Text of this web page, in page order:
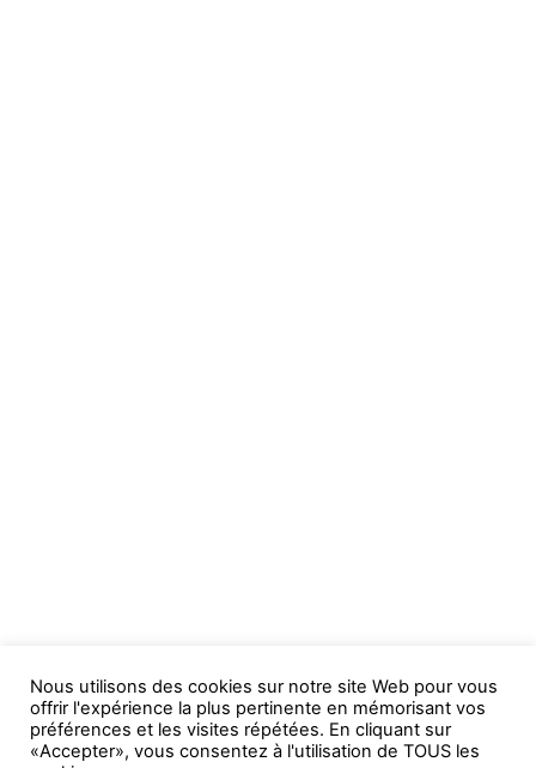
Nous utilisons des cookies sur notre site Web pour vous
offrir l'expérience la plus pertinente en mémorisant vos
préférences et les visites répétées. En cliquant sur
«Accepter», vous consentez à l'utilisation de TOUS les